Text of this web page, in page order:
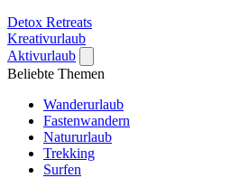
Detox Retreats
Kreativurlaub
Aktivurlaub
Beliebte Themen
Wanderurlaub
Fastenwandern
Natururlaub
Trekking
Surfen